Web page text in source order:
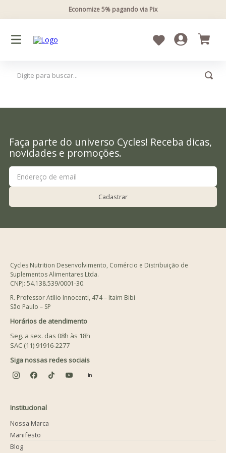
Economize 5% pagando via Pix
Faça parte do universo Cycles! Receba dicas,
novidades e promoções.
Cadastrar
Cycles Nutrition Desenvolvimento, Comércio e Distribuição de
Suplementos Alimentares Ltda.
CNPJ: 54.138.539/0001-30.
R. Professor Atílio Innocenti, 474 – Itaim Bibi
São Paulo – SP
Horários de atendimento
Seg. a sex. das 08h às 18h
SAC (11) 91916-2277
Siga nossas redes sociais
Institucional
Nossa Marca
Manifesto
Blog